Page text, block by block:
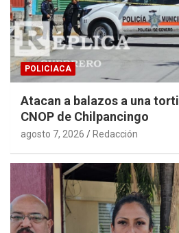
POLICIACA
Atacan a balazos a una
CNOP de Chilpancingo
agosto 7, 2026 Redacción